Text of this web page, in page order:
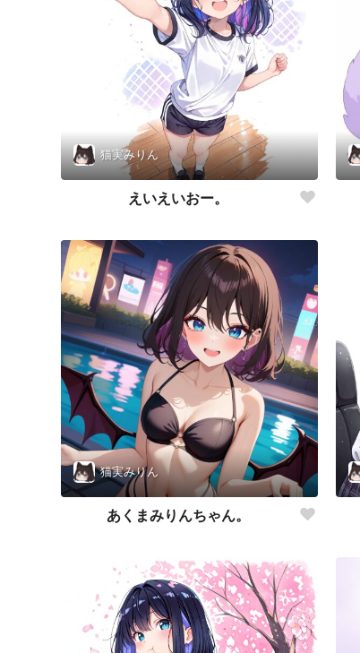
猫実みりん
えいえいおー。
猫実みりん
あくまみりんちゃん。